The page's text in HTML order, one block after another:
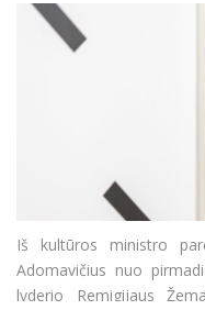
Iš kultūros ministro
Adomavičius nuo
lyderio Remigijaus